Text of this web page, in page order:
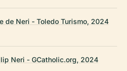
de Neri - Toledo Turismo, 2024
Neri - GCatholic.org, 2024